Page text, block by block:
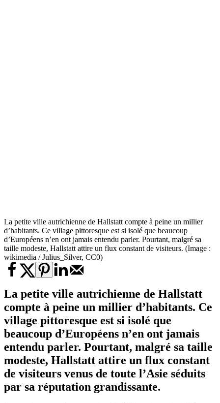
La petite ville autrichienne de Hallstatt compte à peine un millier
d’habitants. Ce village pittoresque est si isolé que beaucoup
d’Européens n’en ont jamais entendu parler. Pourtant, malgré sa
taille modeste, Hallstatt attire un flux constant de visiteurs. (Image :
wikimedia / Julius_Silver, CC0)
La petite ville autrichienne de Hallstatt
compte à peine un millier d’habitants. Ce
village pittoresque est si isolé que
beaucoup d’Européens n’en ont jamais
entendu parler. Pourtant, malgré sa taille
modeste, Hallstatt attire un flux constant
de visiteurs venus de toute l’Asie séduits
par sa réputation grandissante.